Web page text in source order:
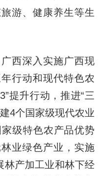
游、健康养生等生
西深入实施广西现
行动和现代特色农
提升行动，推进“三
4个国家级现代农业
级特色农产品优势
业绿色产业，实施
林产加工业和林下经